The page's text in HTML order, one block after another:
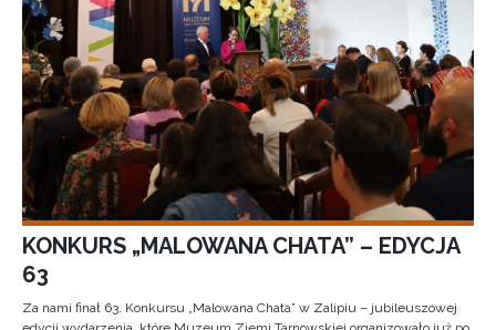
KONKURS „MALOWANA CHATA” – EDYCJA
63
Za nami finał 63. Konkursu „Malowana Chata” w Zalipiu – jubileuszowej